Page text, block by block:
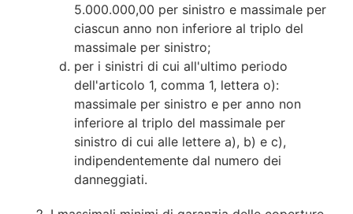
5.000.000,00 per sinistro e massimale per
ciascun anno non inferiore al triplo del
massimale per sinistro;
per i sinistri di cui all'ultimo periodo
dell'articolo 1, comma 1, lettera o):
massimale per sinistro e per anno non
inferiore al triplo del massimale per
sinistro di cui alle lettere a), b) e c),
indipendentemente dal numero dei
danneggiati.